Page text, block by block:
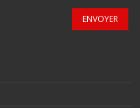
ENVOYER